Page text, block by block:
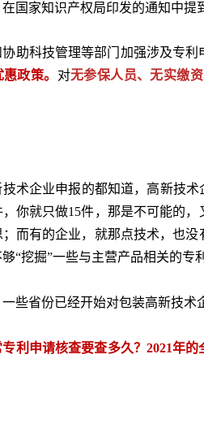
在国家知识产权局印发的通知中提
助科技管理等部门加强涉及专利
惠政策。 对无参保人员、无实缴
术企业申报的都知道，高新技术
，你就只做15件，那是不可能的
而有的企业，就那点技术，也
“挖掘”一些与主营产品相关的专
一些省份已经开始对包装高新技术
利申请核查要查多久？2021年